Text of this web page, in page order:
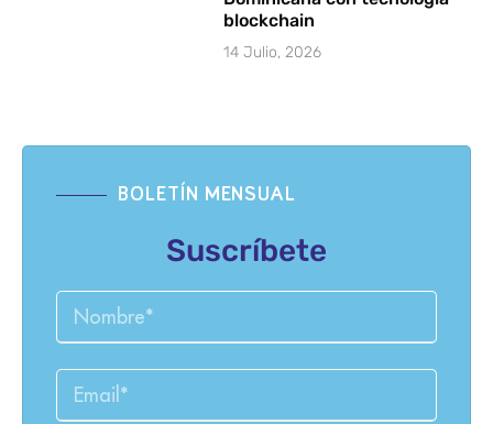
blockchain
14 Julio, 2026
BOLETÍN MENSUAL
Suscríbete